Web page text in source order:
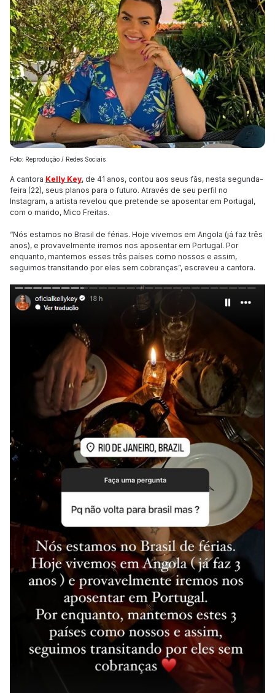
Foto: Reprodução / Redes Sociais
A cantora Kelly Key, de 41 anos, contou aos seus fãs, nesta segunda-
feira (22), seus planos para o futuro. Através de seu perfil no
Instagram, a artista revelou que pretende se aposentar em Portugal,
com o marido, Mico Freitas.
“Nós estamos no Brasil de férias. Hoje vivemos em Angola (já faz três
anos), e provavelmente iremos nos aposentar em Portugal. Por
enquanto, mantemos esses três países como nossos e assim,
seguimos transitando por eles sem cobranças”, escreveu a cantora.